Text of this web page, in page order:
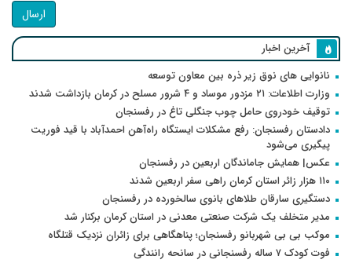
ارسال
آخرین اخبار
نانوایی های نوق زیر ذره بین معاون توسعه
وزارت اطلاعات: ۲۱ مزدور موساد و ۴ شرور مسلح در کرمان بازداشت شدند
توقیف خودروی حامل چوب جنگلی تاغ در رفسنجان
دادستان رفسنجان: رفع مشکلات ایستگاه راه‌آهن احمدآباد با قید فوریت
پیگیری می‌شود
عکس| همایش جاماندگان اربعین در رفسنجان
۱۱۰ هزار زائر استان کرمان راهی سفر اربعین شدند
دستگیری سارقان طلاهای بانوی سالخورده در رفسنجان
مدیر متخلف یک شرکت صنعتی معدنی در استان کرمان برکنار شد
موکب بی بی شهربانو رفسنجان؛ پناهگاهی برای زائران نزدیک قتلگاه
فوت کودک ۷ ساله رفسنجانی در سانحه رانندگی